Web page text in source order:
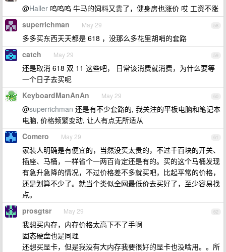
@Haller 呜呜呜 牛马的饲料又贵了，健身房也涨价 哎 工资不涨
58
superrichman May 29
多多买东西天天都是 618 ，没那么多花里胡哨的套路
59
catch May 29
还是取消 618 双 11 这些吧， 日常该消费就消费，为什么要等
一个日子去买呢
60
KeyboardManAnAn May 29
@superrichman 还是有不少套路的, 我关注的平板电脑和笔记本
电脑, 价格频繁变动, 让人有点无所适从
61
Comero May 29
家装人明确是有便宜的，当然没买太贵的，不过千百块的开关、
插座、马桶，一样省个一两百肯定还是有的。买的这个马桶发现
有急升急降的情况，不过价格差不多就买吧，比起平常的价格，
还是划算不少了。就当个类似全网最低价去买好了，至少容易找
点。
62
prosgtsr May 29
我想买内存，内存价格太高下不了手啊
固态硬盘也是同理
还想买显卡，但是我没有大内存我要很好的显卡也没啥用。。所